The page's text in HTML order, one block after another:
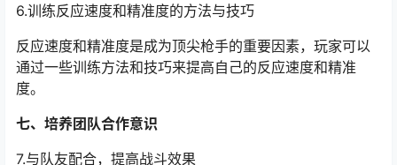
6.训练反应速度和精准度的方法与技巧
反应速度和精准度是成为顶尖枪手的重要因素，玩家可以
通过一些训练方法和技巧来提高自己的反应速度和精准
度。
七、培养团队合作意识
7.与队友配合，提高战斗效果